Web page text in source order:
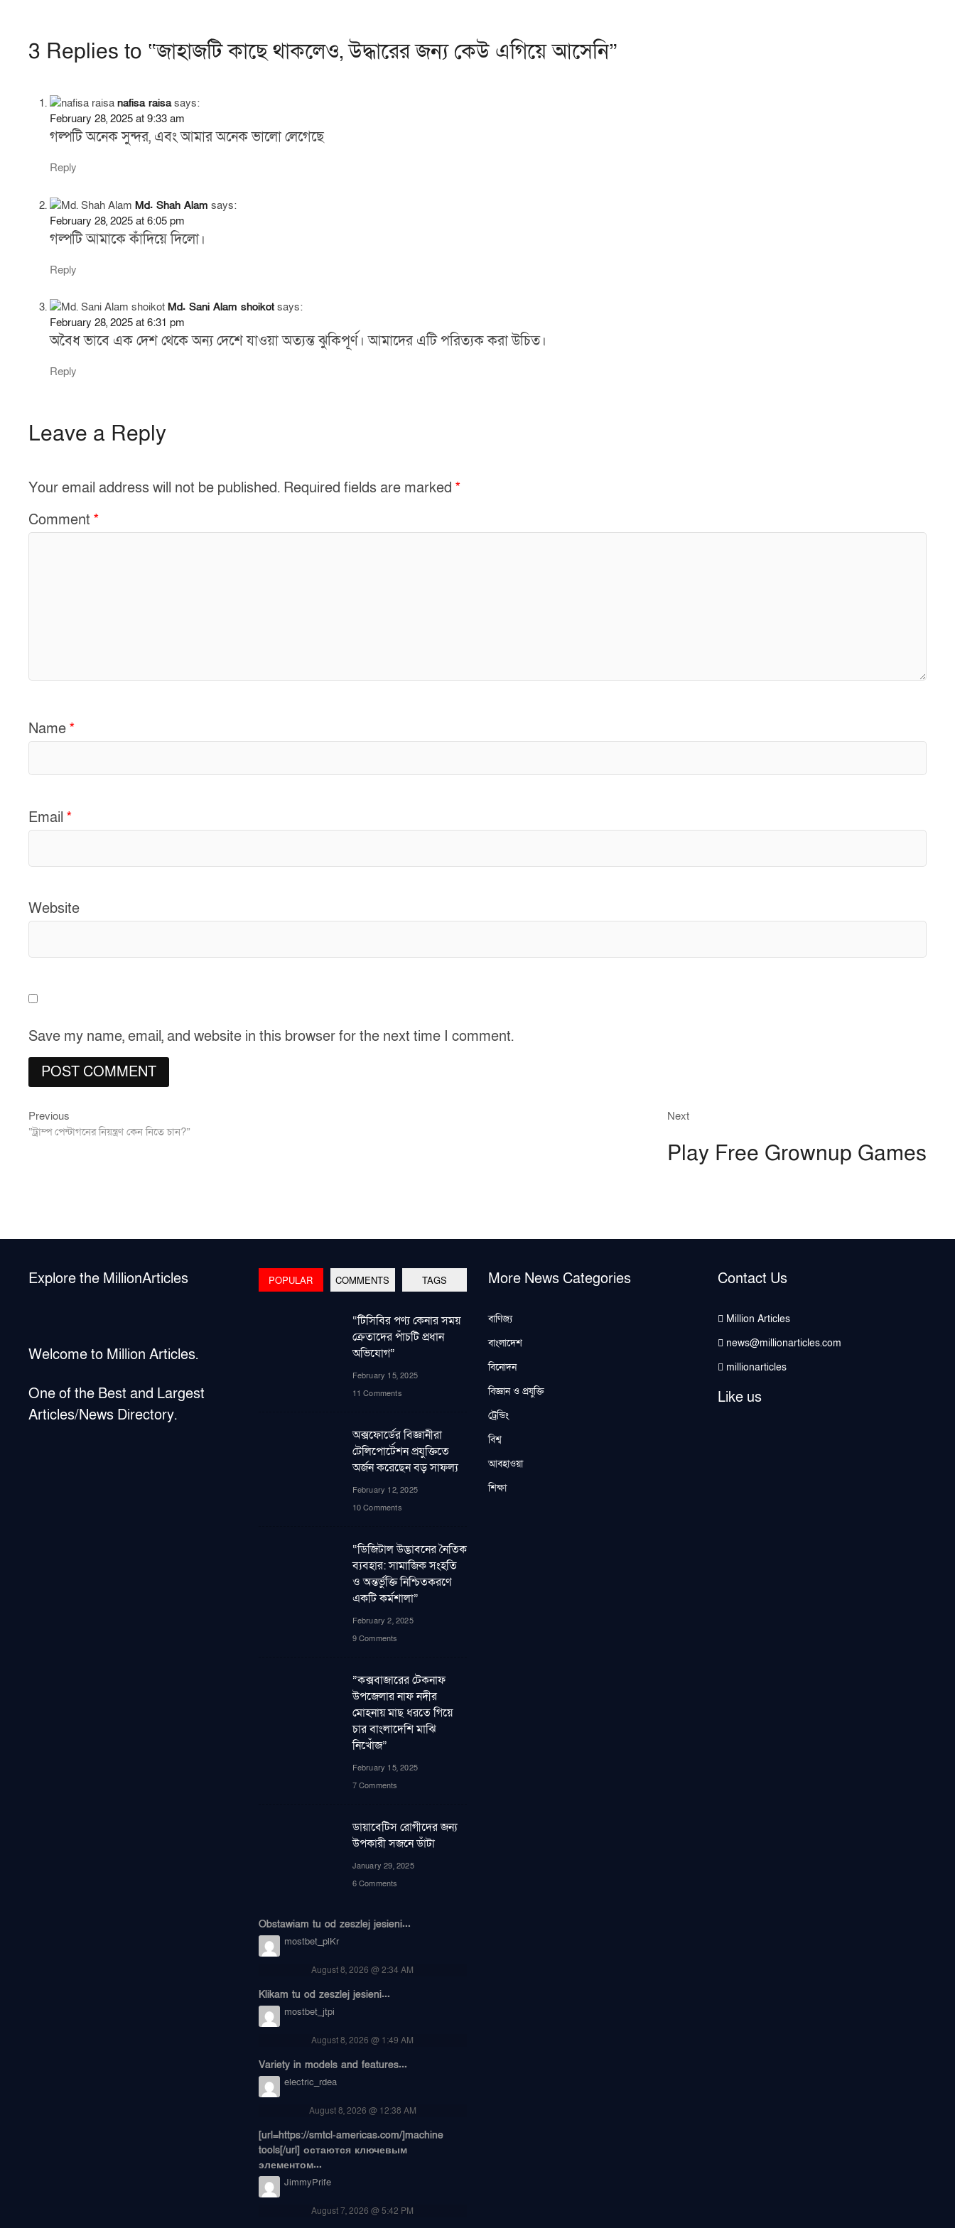
e
o
o
k
e
3 Replies to “জাহাজটি কাছে থাকলেও, উদ্ধারের জন্য কেউ এগিয়ে আসেনি”
nafisa raisa says:
February 28, 2025 at 9:33 am
গল্পটি অনেক সুন্দর, এবং আমার অনেক ভালো লেগেছে
Reply
Md. Shah Alam says:
February 28, 2025 at 6:05 pm
গল্পটি আমাকে কাঁদিয়ে দিলো।
Reply
Md. Sani Alam shoikot says:
February 28, 2025 at 6:31 pm
অবৈধ ভাবে এক দেশ থেকে অন্য দেশে যাওয়া অত্যন্ত ঝুকিপূর্ণ। আমাদের এটি পরিত্যক করা উচিত।
Reply
Leave a Reply
Your email address will not be published. Required fields are marked*
Comment*
Name*
Email*
Website
Save my name, email, and website in this browser for the next time I comment.
Post
Previous
post:
“ট্রাম্প পেন্টাগনের নিয়ন্ত্রণ কেন নিতে চান?”
NextNext
Play Free Grownup Games
Explore the MillionArticles
Welcome to Million Articles.
One of the Best and Largest
Articles/News Directory.
POPULAR COMMENTS TAGS
“টিসিবির পণ্য কেনার সময়
ক্রেতাদের পাঁচটি প্রধান
অভিযোগ”
February 15, 2025
11 Comments
অক্সফোর্ডের বিজ্ঞানীরা
টেলিপোর্টেশন প্রযুক্তিতে
অর্জন করেছেন বড় সাফল্য
February 12, 2025
10 Comments
“ডিজিটাল উদ্ভাবনের নৈতিক
ব্যবহার: সামাজিক সংহতি
ও অন্তর্ভুক্তি নিশ্চিতকরণে
একটি কর্মশালা”
February 2, 2025
9 Comments
”কক্সবাজারের টেকনাফ
উপজেলার নাফ নদীর
মোহনায় মাছ ধরতে গিয়ে
চার বাংলাদেশি মাঝি
নিখোঁজ”
February 15, 2025
7 Comments
ডায়াবেটিস রোগীদের জন্য
উপকারী সজনে ডাঁটা
January 29, 2025
6 Comments
Obstawiam tu od zeszlej jesieni...
mostbet_plKr
August 8, 2026 @ 2:34 AM
Klikam tu od zeszlej jesieni...
mostbet_jtpi
August 8, 2026 @ 1:49 AM
Variety in models and features...
electric_rdea
August 8, 2026 @ 12:38 AM
[url=https://smtcl-americas.com/]machine
tools[/url] остаются ключевым
элементом...
JimmyPrife
August 7, 2026 @ 5:42 PM
More News Categories
বাণিজ্য
বাংলাদেশ
বিনোদন
বিজ্ঞান ও প্রযুক্তি
ট্রেন্ডিং
বিশ্ব
আবহাওয়া
শিক্ষা
Contact Us
Million Articles
news@millionarticles.com
millionarticles
Like us